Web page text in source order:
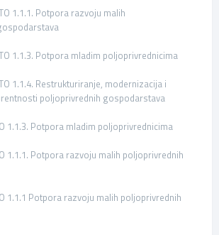
1.1.1. Potpora razvoju malih
1.1.3. Potpora mladim poljoprivrednicima
1.1.4. Restrukturiranje, modernizacija i
poljoprivrednih gospodarstava
1.1.3. Potpora mladim poljoprivrednicima
1.1.1. Potpora razvoju malih poljoprivrednih
1.1.1 Potpora razvoju malih poljoprivrednih